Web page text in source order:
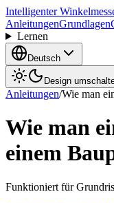
Intelligenter
AnleitungenGrundlagen
Lernen
Deutsch
Design
Anleitungen/Wie man
Wie man
einem
Funktioniert für